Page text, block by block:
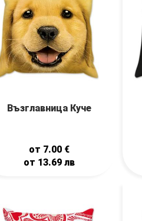
Възглавница Куче
от 7.00 €
от 13.69 лв